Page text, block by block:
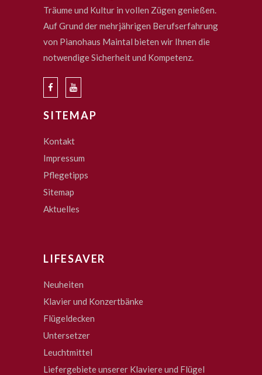
Träume und Kultur in vollen Zügen genießen.
Auf Grund der mehrjährigen Berufserfahrung
von Pianohaus Maintal bieten wir Ihnen die
notwendige Sicherheit und Kompetenz.
SITEMAP
Kontakt
Impressum
Pflegetipps
Sitemap
Aktuelles
LIFESAVER
Neuheiten
Klavier und Konzertbänke
Flügeldecken
Untersetzer
Leuchtmittel
Liefergebiete unserer Klaviere und Flügel